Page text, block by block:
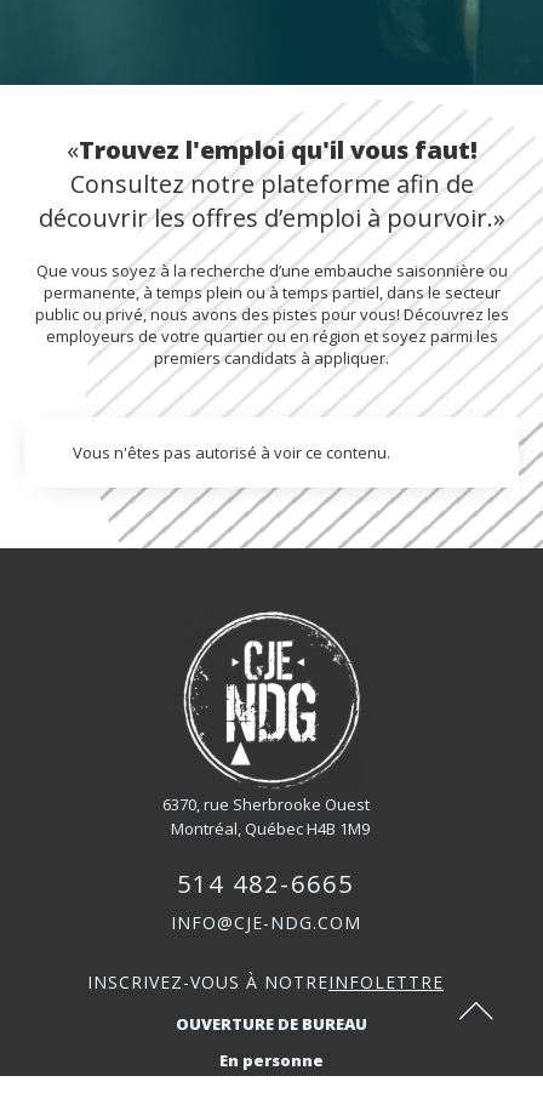
«Trouvez l'emploi qu'il vous faut!
Consultez notre plateforme afin de
découvrir les offres d’emploi à pourvoir.»
Que vous soyez à la recherche d’une embauche saisonnière ou
permanente, à temps plein ou à temps partiel, dans le secteur
public ou privé, nous avons des pistes pour vous! Découvrez les
employeurs de votre quartier ou en région et soyez parmi les
premiers candidats à appliquer.
Vous n'êtes pas autorisé à voir ce contenu.
6370, rue Sherbrooke Ouest
Montréal, Québec H4B 1M9
514 482-6665
INFO@CJE-NDG.COM
INSCRIVEZ-VOUS À NOTREINFOLETTRE
OUVERTURE DE BUREAU
En personne